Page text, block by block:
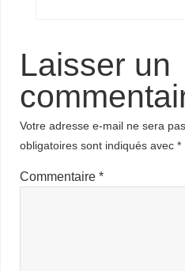
Laisser un
Votre adresse e-mail ne sera
obligatoires sont indiqués avec*
Commentaire*